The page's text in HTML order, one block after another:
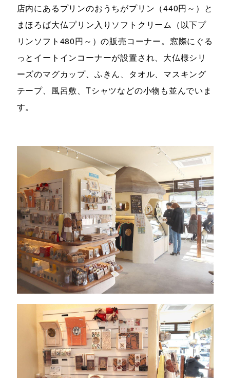
店内にあるプリンのおうちがプリン（440円～）と
まほろば大仏プリン入りソフトクリーム（以下プ
リンソフト480円～）の販売コーナー。窓際にぐる
っとイートインコーナーが設置され、大仏様シリ
ーズのマグカップ、ふきん、タオル、マスキング
テープ、風呂敷、Tシャツなどの小物も並んでいま
す。